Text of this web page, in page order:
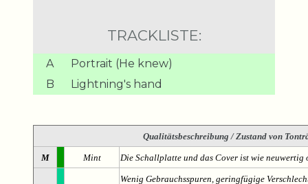
TRACKLISTE:
A
Portrait (He knew)
B
Lightning's hand
Qualitätsbeschreibung / Zustand von
M Mint Die Schallplatte und das Cover ist wie
Wenig Gebrauchsspuren, geringfügige